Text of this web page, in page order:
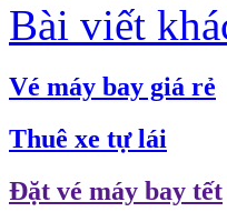
Bài viết
Vé máy bay giá rẻ
Thuê xe tự lái
Đặt vé máy bay tết